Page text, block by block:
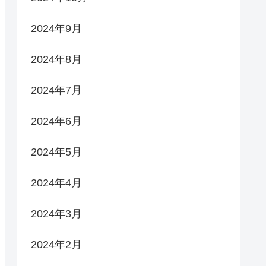
2024年9月
2024年8月
2024年7月
2024年6月
2024年5月
2024年4月
2024年3月
2024年2月